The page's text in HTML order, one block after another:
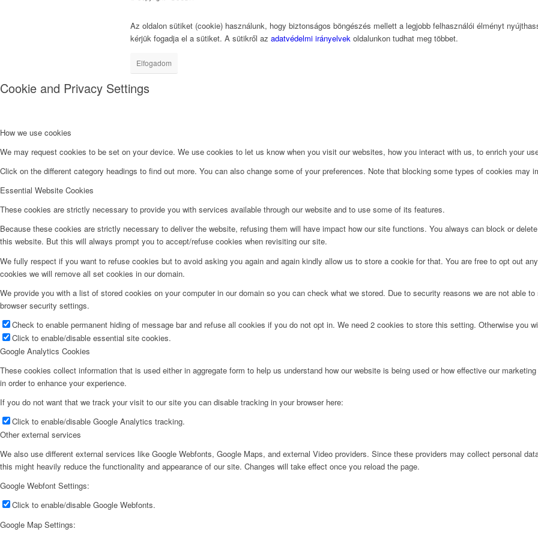
Az oldalon sütiket (cookie) használunk, hogy biztonságos böngészés mellett a legjobb felhasználói élményt
kérjük fogadja el a sütiket. A sütikről az adatvédelmi irányelvek oldalunkon tudhat meg többet.
Elfogadom
Cookie and Privacy Settings
How we use cookies
We may request cookies to be set on your device. We use cookies to let us know when you visit our websites, how you interact with us, to enrich your
Click on the different category headings to find out more. You can also change some of your preferences. Note that blocking some types of cookies may
Essential Website Cookies
These cookies are strictly necessary to provide you with services available through our website and to use some of its features.
Because these cookies are strictly necessary to deliver the website, refusing them will have impact how our site functions. You always can block or
this website. But this will always prompt you to accept/refuse cookies when revisiting our site.
We fully respect if you want to refuse cookies but to avoid asking you again and again kindly allow us to store a cookie for that. You are free to opt out
cookies we will remove all set cookies in our domain.
We provide you with a list of stored cookies on your computer in our domain so you can check what we stored. Due to security reasons we are not able
browser security settings.
Check to enable permanent hiding of message bar and refuse all cookies if you do not opt in. We need 2 cookies to store this setting. Otherwise you
Click to enable/disable essential site cookies.
Google Analytics Cookies
These cookies collect information that is used either in aggregate form to help us understand how our website is being used or how effective our
in order to enhance your experience.
If you do not want that we track your visit to our site you can disable tracking in your browser here:
Click to enable/disable Google Analytics tracking.
Other external services
We also use different external services like Google Webfonts, Google Maps, and external Video providers. Since these providers may collect personal
this might heavily reduce the functionality and appearance of our site. Changes will take effect once you reload the page.
Google Webfont Settings:
Click to enable/disable Google Webfonts.
Google Map Settings: